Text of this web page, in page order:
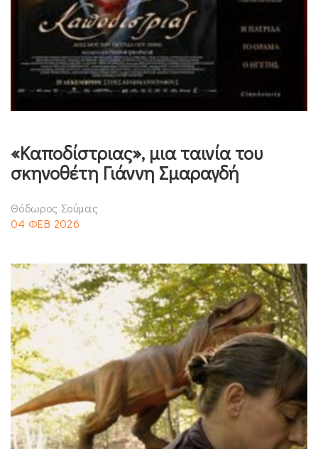
«Καποδίστριας», μια ταινία του
σκηνοθέτη Γιάννη Σμαραγδή
Θόδωρος Σούμας
04 ΦΕΒ 2026